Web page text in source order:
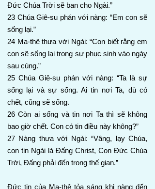
Đức Chúa Trời sẽ ban cho Ngài.”
23 Chúa Giê-su phán với nàng: “Em con sẽ
sống lại.”
24 Ma-thê thưa với Ngài: “Con biết rằng em
con sẽ sống lại trong sự phục sinh vào ngày
sau cùng.”
25 Chúa Giê-su phán với nàng: “Ta là sự
sống lại và sự sống. Ai tin nơi Ta, dù có
chết, cũng sẽ sống.
26 Còn ai sống và tin nơi Ta thì sẽ không
bao giờ chết. Con có tin điều này không?”
27 Nàng thưa với Ngài: “Vâng, lạy Chúa,
con tin Ngài là Đấng Christ, Con Đức Chúa
Trời, Đấng phải đến trong thế gian.”
Đức tin của Ma-thê tỏa sáng khi nàng đến